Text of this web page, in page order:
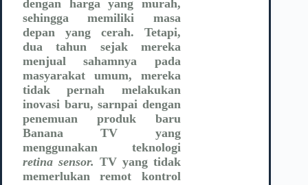
dengan harga yang murah,
sehingga memiliki masa
depan yang cerah. Tetapi,
dua tahun sejak mereka
menjual sahamnya pada
masyarakat umum, mereka
tidak pernah melakukan
inovasi baru, sarnpai dengan
penemuan produk baru
Banana TV yang
menggunakan teknologi
retina sensor. TV yang tidak
memerlukan remot kontrol